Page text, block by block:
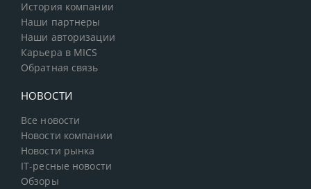
История компании
Наши партнеры
Наши авторизации
Карьера в MICS
Обратная связь
НОВОСТИ
Все новости
Новости компании
Новости рынка
IT-ресные новости
Обзоры